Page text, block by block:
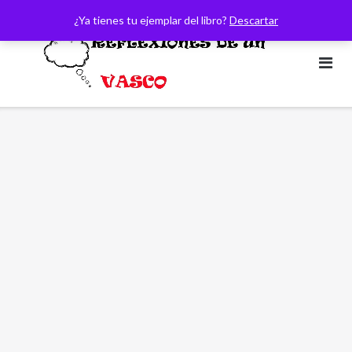
¿Ya tienes tu ejemplar del libro? Descartar
contenido